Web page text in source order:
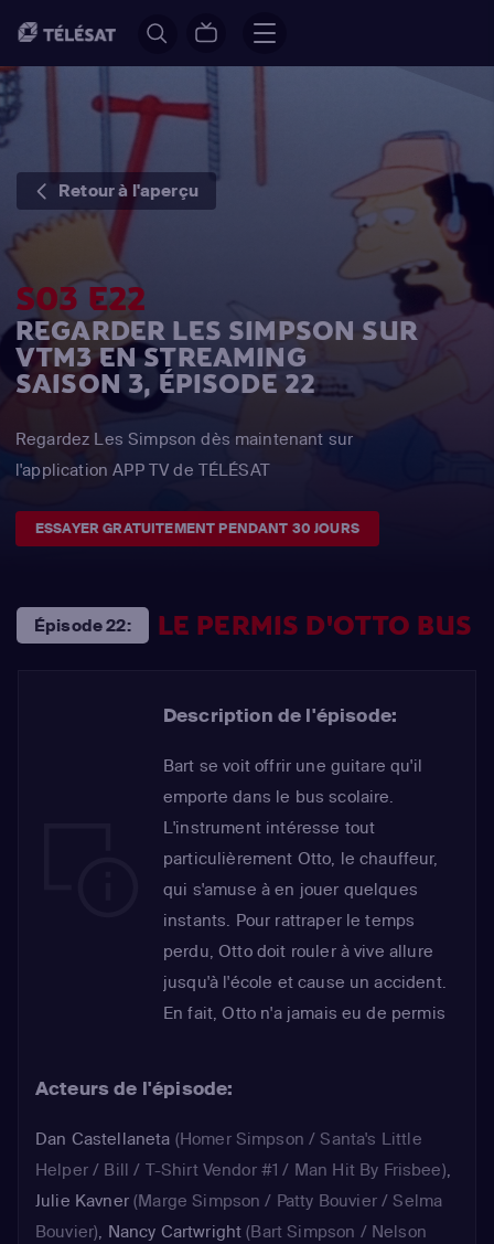
Retour à l'aperçu
S03 E22
REGARDER LES SIMPSON SUR
VTM3 EN STREAMING
SAISON 3, ÉPISODE 22
Regardez Les Simpson dès maintenant sur
l'application APP TV de TÉLÉSAT
ESSAYER GRATUITEMENT PENDANT 30 JOURS
Épisode 22: LE PERMIS D'OTTO BUS
Description de l'épisode:
Bart se voit offrir une guitare qu'il
emporte dans le bus scolaire.
L'instrument intéresse tout
particulièrement Otto, le chauffeur,
qui s'amuse à en jouer quelques
instants. Pour rattraper le temps
perdu, Otto doit rouler à vive allure
jusqu'à l'école et cause un accident.
En fait, Otto n'a jamais eu de permis
Acteurs de l'épisode:
Dan Castellaneta (Homer Simpson / Santa's Little
Helper / Bill / T-Shirt Vendor #1 / Man Hit By Frisbee),
Julie Kavner(Marge Simpson / Patty Bouvier / Selma
Bouvier), Nancy Cartwright (Bart Simpson / Nelson